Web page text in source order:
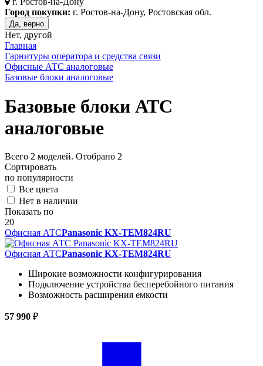
Город покупки: г. Ростов-на-Дону, Ростовская обл.
Да, верно
Нет, другой
Главная
Гарнитуры оператора и средства связи
Офисные АТС аналоговые
Базовые блоки аналоговые
Базовые блоки АТС
аналоговые
Всего 2 моделей. Отобрано 2
Сортировать
по популярности
Все цвета
Нет в наличии
Показать по
20
Офисная АТСPanasonic KX-TEM824RU
Офисная АТСPanasonic KX-TEM824RU
Широкие возможности конфигурирования
Подключение устройства бесперебойного питания
Возможность расширения емкости
57 990 ₽